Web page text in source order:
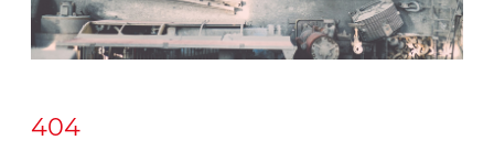
404